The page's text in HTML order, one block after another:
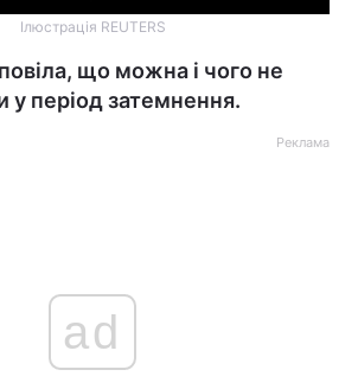
Ілюстрація REUTERS
що можна і чого не
період затемнення.
Реклама
ad